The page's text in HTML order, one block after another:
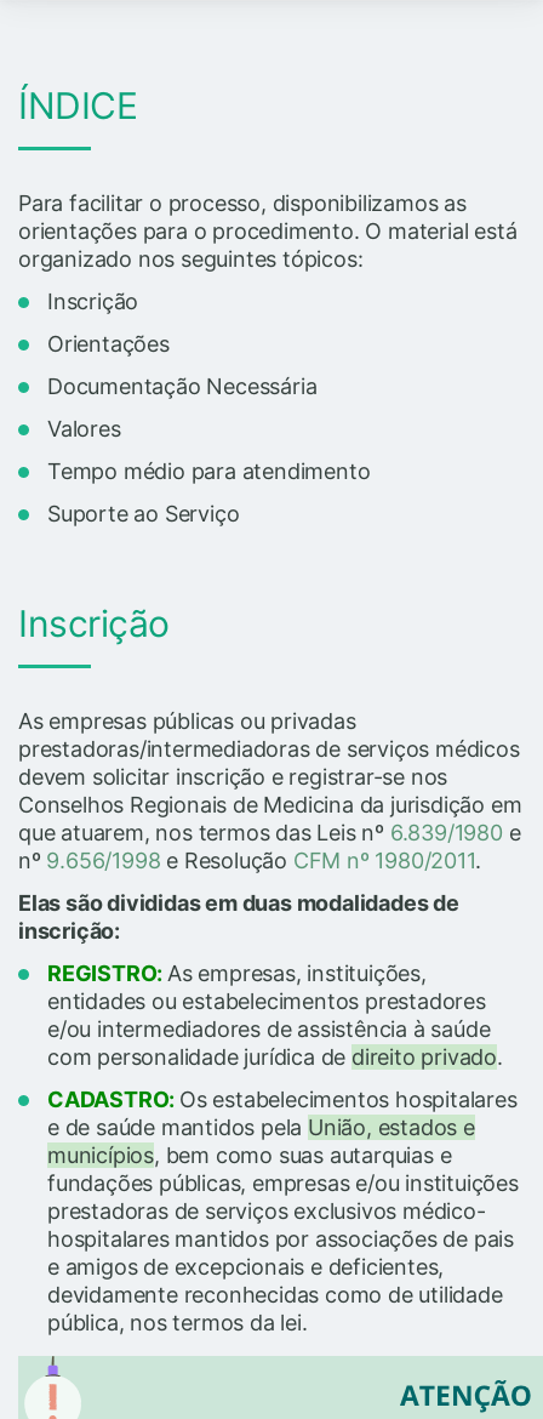
ÍNDICE
Para facilitar o processo, disponibilizamos as
orientações para o procedimento. O material está
organizado nos seguintes tópicos:
Inscrição
Orientações
Documentação Necessária
Valores
Tempo médio para atendimento
Suporte ao Serviço
Inscrição
As empresas públicas ou privadas
prestadoras/intermediadoras de serviços médicos
devem solicitar inscrição e registrar-se nos
Conselhos Regionais de Medicina da jurisdição em
que atuarem, nos termos das Leis nº 6.839/1980 e
nº 9.656/1998 e Resolução CFM nº 1980/2011.
Elas são divididas em duas modalidades de
inscrição:
REGISTRO: As empresas, instituições,
entidades ou estabelecimentos prestadores
e/ou intermediadores de assistência à saúde
com personalidade jurídica de direito privado.
CADASTRO: Os estabelecimentos hospitalares
e de saúde mantidos pela União, estados e
municípios, bem como suas autarquias e
fundações públicas, empresas e/ou instituições
prestadoras de serviços exclusivos médico-
hospitalares mantidos por associações de pais
e amigos de excepcionais e deficientes,
devidamente reconhecidas como de utilidade
pública, nos termos da lei.